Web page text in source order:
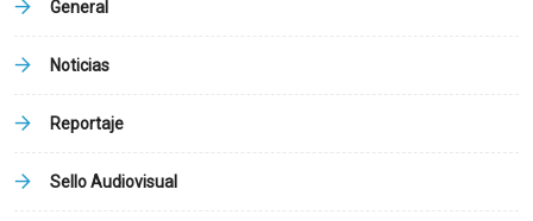
General
Noticias
Reportaje
Sello Audiovisual